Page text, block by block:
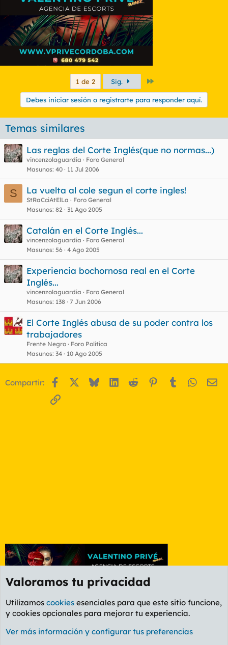
1 de 2 Sig.
Debes iniciar sesión o registrarte para responder aquí.
Temas similares
Las reglas del Corte Inglés(que no normas...)
vincenzolaguardia
Foro General
Masunos 40 11 Jul 2006
S La vuelta al cole segun el corte ingles!
StRaCciAtElLa
Foro General
Masunos 82 31 Ago 2005
Catalán en el Corte Inglés...
vincenzolaguardia
Foro General
Masunos 56 4 Ago 2005
Experiencia bochornosa real en el Corte
Inglés...
vincenzolaguardia
Foro General
Masunos 138 7 Jun 2006
El Corte Inglés abusa de su poder contra los
trabajadores
Frente Negro
Foro Política
Masunos 34 10 Ago 2005
Compartir: Facebook BlueskyLinkedIn
Reddit Pinterest
Tumblr
Enlace
Foro General
Cookies
PL OLDSTYLE AMARILLO
Valoramos tu privacidad
Utilizamos cookies esenciales para que este sitio funcione,
y cookies opcionales para mejorar tu experiencia.
Ver más información y configurar tus preferencias